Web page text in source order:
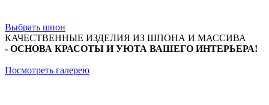
Выбрать шпон
КАЧЕСТВЕННЫЕ ИЗДЕЛИЯ ИЗ ШПОНА И МАССИВА
- ОСНОВА КРАСОТЫ И УЮТА ВАШЕГО ИНТЕРЬЕРА!
Посмотреть галерею